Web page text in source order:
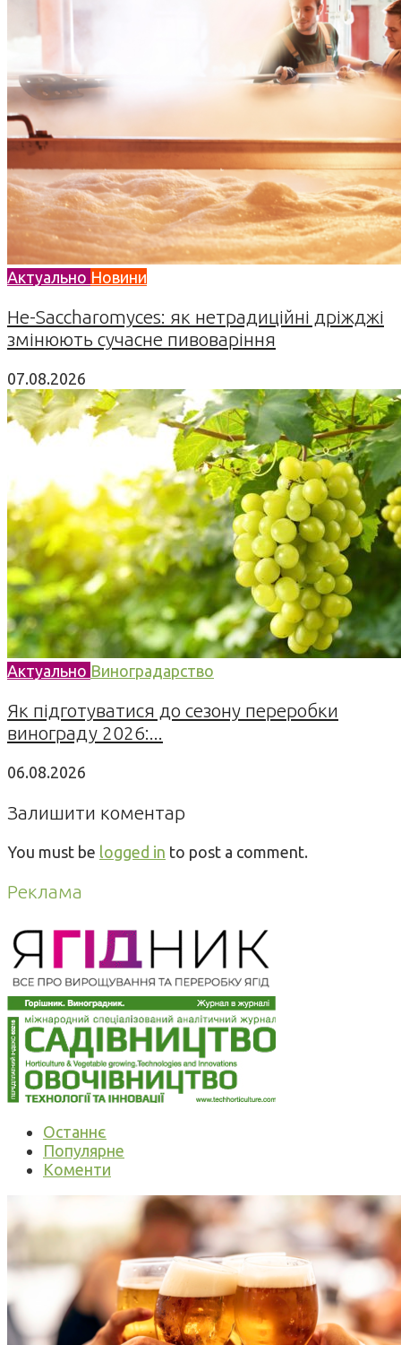
Актуально Новини
Не-Saccharomyces: як нетрадиційні дріжджі
змінюють сучасне пивоваріння
07.08.2026
Актуально Виноградарство
Як підготуватися до сезону переробки
винограду 2026:...
06.08.2026
Залишити коментар
You must be logged in to post a comment.
Реклама
Останнє
Популярне
Коменти